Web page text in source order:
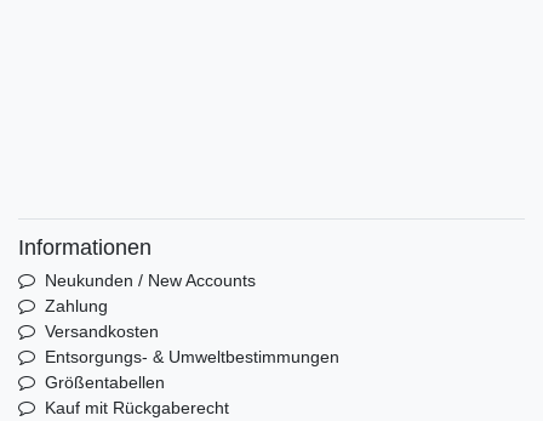
Informationen
Neukunden / New Accounts
Zahlung
Versandkosten
Entsorgungs- & Umweltbestimmungen
Größentabellen
Kauf mit Rückgaberecht